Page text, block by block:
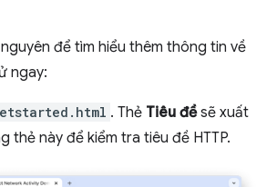
để tìm hiểu thêm thông tin về
ngay:
. Thẻ Tiêu đềsẽ xuất
thẻ này để kiểm tra tiêu đề HTTP.